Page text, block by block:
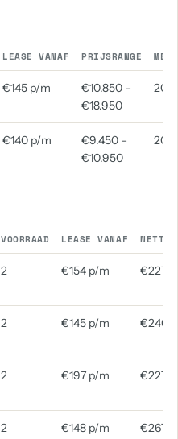
LEASE VANAF PRIJSRANGE
€145 p/m
€10.850 –
€18.950
2018
€140 p/m
€9.450 –
€10.950
2015
VOORRAAD LEASE VANAF NETTO
2 €154 p/m €227
2 €145 p/m €240
2 €197 p/m €227
2 €148 p/m €267